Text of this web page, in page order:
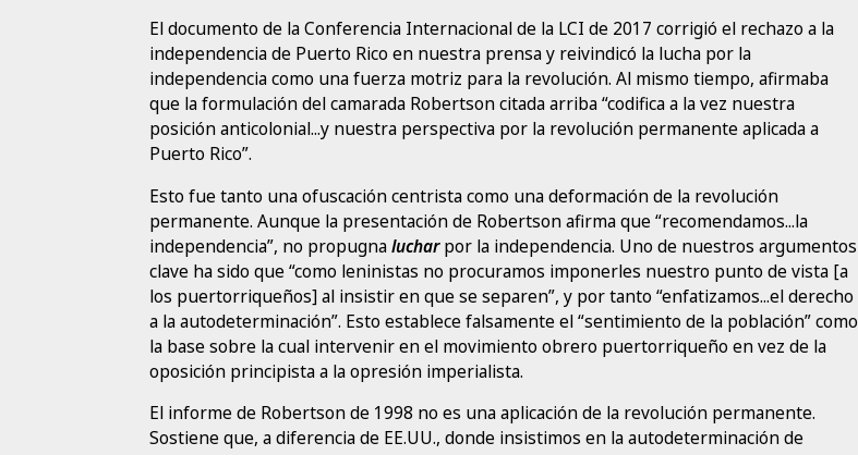
El documento de la Conferencia Internacional de la LCI de 2017 corrigió el rechazo a la
independencia de Puerto Rico en nuestra prensa y reivindicó la lucha por la
independencia como una fuerza motriz para la revolución. Al mismo tiempo, afirmaba
que la formulación del camarada Robertson citada arriba “codifica a la vez nuestra
posición anticolonial...y nuestra perspectiva por la revolución permanente aplicada a
Puerto Rico”.
Esto fue tanto una ofuscación centrista como una deformación de la revolución
permanente. Aunque la presentación de Robertson afirma que “recomendamos...la
independencia”, no propugnalucharpor la independencia. Uno de nuestros argumentos
clave ha sido que “como leninistas no procuramos imponerles nuestro punto de vista [a
los puertorriqueños] al insistir en que se separen”, y por tanto “enfatizamos...el derecho
a la autodeterminación”. Esto establece falsamente el “sentimiento de la población” como
la base sobre la cual intervenir en el movimiento obrero puertorriqueño en vez de la
oposición principista a la opresión imperialista.
El informe de Robertson de 1998 no es una aplicación de la revolución permanente.
Sostiene que, a diferencia de EE.UU., donde insistimos en la autodeterminación de